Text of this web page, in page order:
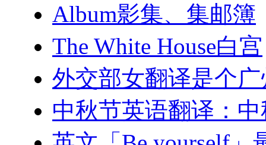
Album影集、集邮簿
The White House白宫
外交部女翻译是个
中秋节英语翻译：